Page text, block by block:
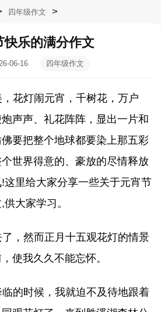
四年级作文 >
快乐的满分作文
06-16
四年级作文
花灯闹元宵，千树花，万户
声声、礼花阵阵，显出一片和
要把整个地球都要染上那五彩
世界得意的、豪放的尽情释放
这里给大家分享一些关于元宵节
大家学习。
，然而正月十五观花灯的情景
使我久久不能忘怀。
的时候，我就迫不及待地跟着